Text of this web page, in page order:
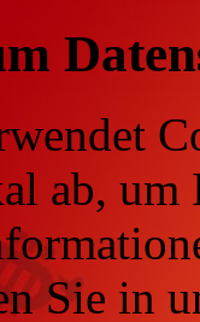
ab, um
Sie in